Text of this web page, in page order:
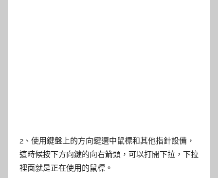
2、使用鍵盤上的方向鍵選中鼠標和其他指針設備，
這時候按下方向鍵的向右箭頭，可以打開下拉，下拉
裡面就是正在使用的鼠標。